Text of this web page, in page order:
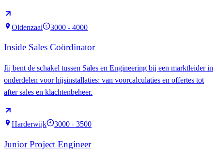
Oldenzaal € 3000 - 4000
Inside Sales Coördinator
Jij bent de schakel tussen Sales en Engineering bij een marktleider in
onderdelen voor hijsinstallaties: van voorcalculaties en offertes tot
after sales en klachtenbeheer.
Harderwijk € 3000 - 3500
Junior Project Engineer